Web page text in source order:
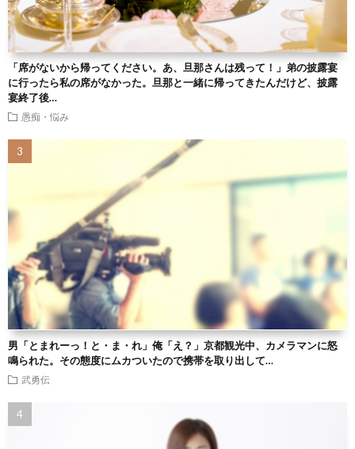
「席がないから帰ってください。あ、旦那さんは残って！」弟の披露宴
に行ったら私の席がなかった。旦那と一緒に帰ってきたんだけど、披露
宴終了後…
愚痴・悩み
男「とまれーっ！と・ま・れ」俺「え？」京都観光中、カメラマンに怒
鳴られた。その態度にムカついたので携帯を取り出して…
武勇伝